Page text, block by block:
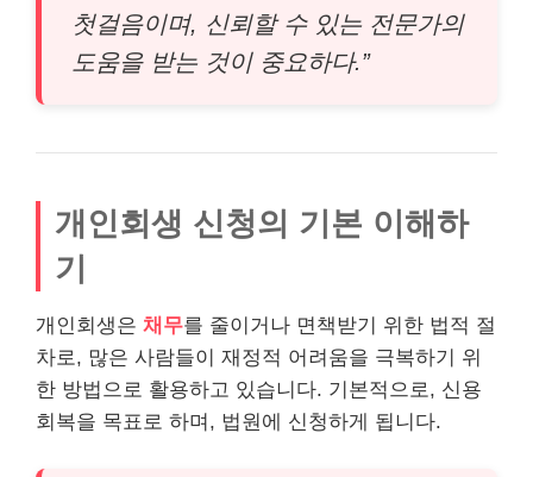
첫걸음이며, 신뢰할 수 있는 전문가의
도움을 받는 것이 중요하다.”
개인회생 신청의 기본 이해하
기
개인회생은 채무를 줄이거나 면책받기 위한 법적 절
차로, 많은 사람들이 재정적 어려움을 극복하기 위
한 방법으로 활용하고 있습니다. 기본적으로, 신용
회복을 목표로 하며, 법원에 신청하게 됩니다.